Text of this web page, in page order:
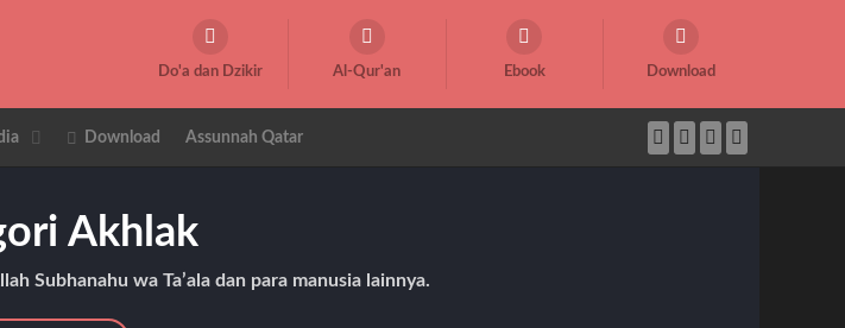
Do'a dan Dzikir Al-Qur'an Ebook Download
Download Assunnah Qatar
Akhlak
Subhanahu wa Ta’ala dan para manusia lainnya.